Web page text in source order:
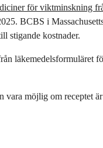
för viktminskning
BCBS i
stigande kostnader.
läkemedelsformuläret
möjlig om receptet